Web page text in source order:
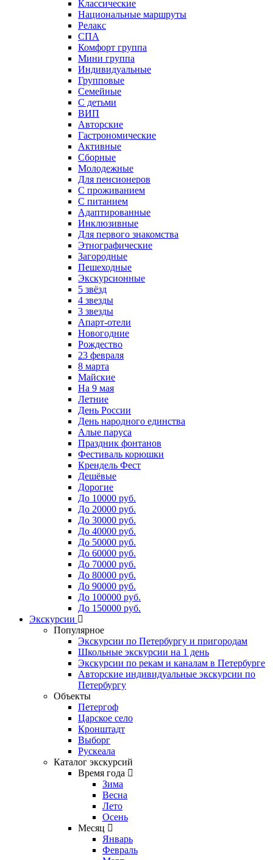
Классические
Национальные маршруты
Релакс
СПА
Комфорт группа
Мини группа
Индивидуальные
Групповые
Семейные
С детьми
ВИП
Авторские
Гастрономические
Активные
Сборные
Молодежные
Для пенсионеров
С проживанием
С питанием
Адаптированные
Инклюзивные
Для первого знакомства
Этнографические
Загородные
Пешеходные
Экскурсионные
5 звёзд
4 звезды
3 звезды
Апарт-отели
Новогодние
Рождество
23 февраля
8 марта
Майские
На 9 мая
Летние
День России
День народного единства
Алые паруса
Праздник фонтанов
Фестиваль корюшки
Крендель Фест
Дешёвые
Дорогие
До 10000 руб.
До 20000 руб.
До 30000 руб.
До 40000 руб.
До 50000 руб.
До 60000 руб.
До 70000 руб.
До 80000 руб.
До 90000 руб.
До 100000 руб.
До 150000 руб.
Экскурсии
Популярное
Экскурсии по Петербургу и пригородам
Школьные экскурсии на 1 день
Экскурсии по рекам и каналам в Петербурге
Авторские индивидуальные экскурсии по
Петербургу
Объекты
Петергоф
Царское село
Кронштадт
Выборг
Рускеала
Каталог экскурсий
Время года
Зима
Весна
Лето
Осень
Месяц
Январь
Февраль